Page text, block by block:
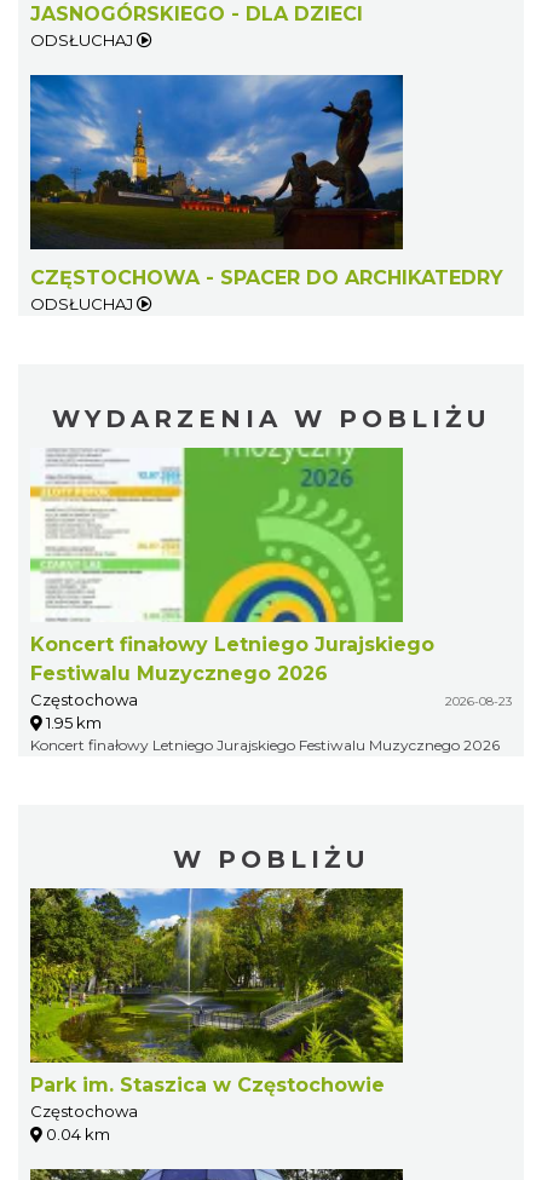
JASNOGÓRSKIEGO - DLA DZIECI
ODSŁUCHAJ
CZĘSTOCHOWA - SPACER DO ARCHIKATEDRY
ODSŁUCHAJ
WYDARZENIA W POBLIŻU
Koncert finałowy Letniego Jurajskiego
Festiwalu Muzycznego 2026
Częstochowa 2026-08-23
1.95 km
Koncert finałowy Letniego Jurajskiego Festiwalu Muzycznego 2026
W POBLIŻU
Park im. Staszica w Częstochowie
Częstochowa
0.04 km